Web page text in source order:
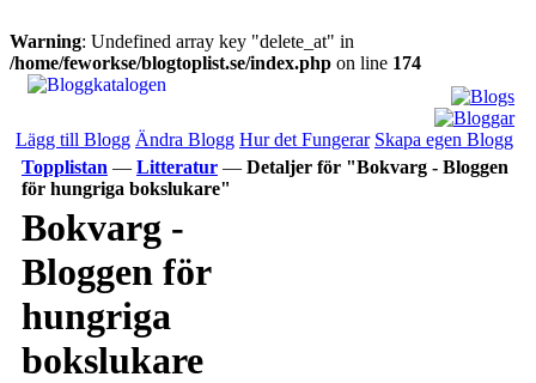
Warning: Undefined array key "delete_at" in
/home/feworkse/blogtoplist.se/index.php on line 174
Lägg till Blogg Ändra Blogg Hur det Fungerar Skapa egen Blogg
Topplistan — Litteratur — Detaljer för "Bokvarg - Bloggen
för hungriga bokslukare"
Bokvarg -
Bloggen för
hungriga
bokslukare